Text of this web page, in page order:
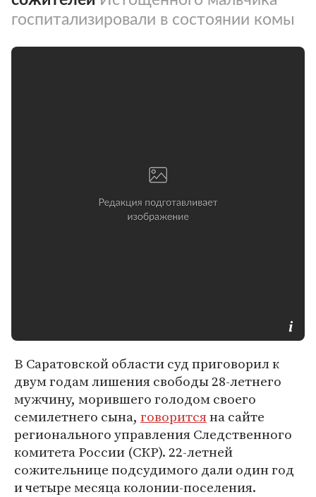
госпитализировали в состоянии комы
В Саратовской области суд приговорил к
двум годам лишения свободы 28-летнего
мужчину, морившего голодом своего
семилетнего сына, говоритсяна сайте
регионального управления Следственного
комитета России (СКР). 22-летней
сожительнице подсудимого дали один год
и четыре месяца колонии-поселения.